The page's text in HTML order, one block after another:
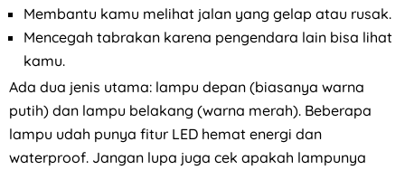
Membantu kamu melihat jalan yang gelap atau rusak.
Mencegah tabrakan karena pengendara lain bisa lihat
kamu.
Ada dua jenis utama: lampu depan (biasanya warna
putih) dan lampu belakang (warna merah). Beberapa
lampu udah punya fitur LED hemat energi dan
waterproof. Jangan lupa juga cek apakah lampunya